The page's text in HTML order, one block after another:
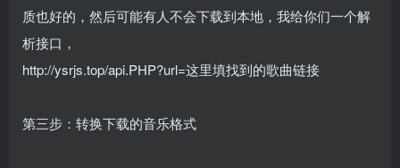
质也好的，然后可能有人不会下载到本地，我给你们一个解
析接口，
http://ysrjs.top/api.PHP?url=这里填找到的歌曲链接
第三步：转换下载的音乐格式